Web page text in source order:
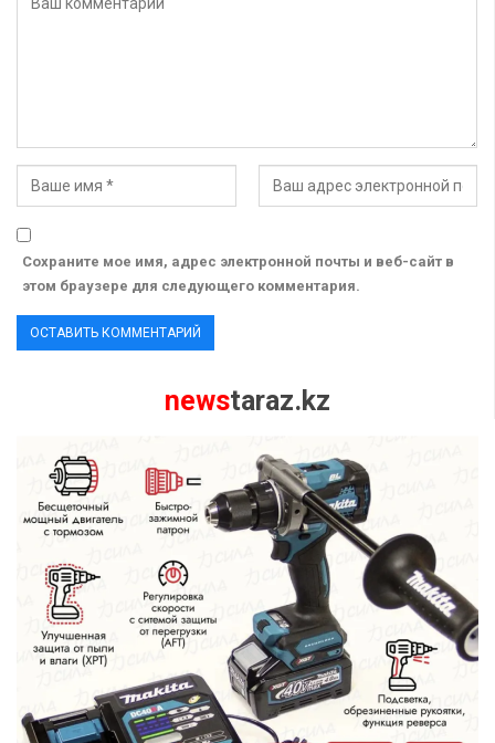
Сохраните мое имя, адрес электронной почты и веб-сайт в
этом браузере для следующего комментария.
newstaraz.kz